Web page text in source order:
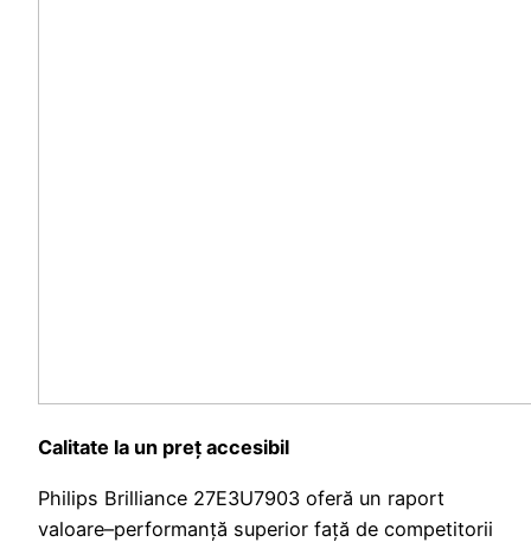
Calitate la un preț accesibil
Philips Brilliance 27E3U7903 oferă un raport
valoare–performanță superior față de competitorii